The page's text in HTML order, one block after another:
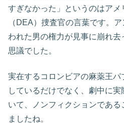
すぎなかった」というのはアメ
（DEA）捜査官の言葉です。
われた男の権力が見事に崩れ
思議でした。
実在するコロンビアの麻薬王
しているだけでなく、劇中に
いて、ノンフィクションであ
ましたね。